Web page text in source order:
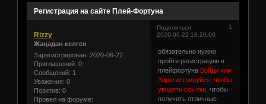
Регистрация на сайте Плей-Фортуна
Поделиться
1
2020-06-22 18:20:00
Rizzy
Жаңадан келген
Зарегистрирован: 2020-06-22
Приглашений: 0
Сообщений: 1
Уважение: 0
Позитив: 0
Провел на форуме:
обязательно нужно
пройти регистрацию в
плейфортуна Войди или
Зарегистрируйся, чтобы
увидеть ссылки, чтобы
получить отличные